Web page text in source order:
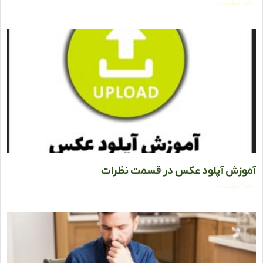
مطلب »
آپلود عکس در قسمت نظرات
مطلب »